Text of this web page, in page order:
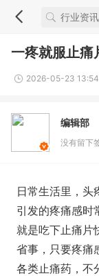
一疼就服止痛
2026-05-23 13:54
编辑部
没有留下
日常生活里，头
引发的疼痛感时
就是吃下止痛片
省事，只要疼痛
各类止痛药，不